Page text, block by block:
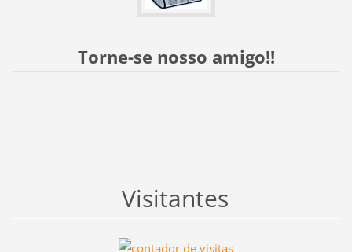
Torne-se nosso amigo!!
Visitantes